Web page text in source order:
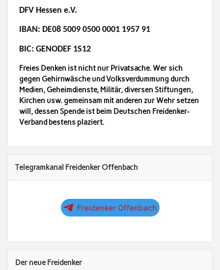
DFV Hessen e.V.
IBAN: DE08 5009 0500 0001 1957 91
BIC: GENODEF 1S12
Freies Denken ist nicht nur Privatsache. Wer sich
gegen Gehirnwäsche und Volksverdummung durch
Medien, Geheimdienste, Militär, diversen Stiftungen,
Kirchen usw. gemeinsam mit anderen zur Wehr setzen
will, dessen Spende ist beim Deutschen Freidenker-
Verband bestens plaziert.
Telegramkanal Freidenker Offenbach
Freidenker Offenbach
Der neue Freidenker